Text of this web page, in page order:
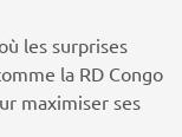
les surprises
la RD Congo
maximiser ses